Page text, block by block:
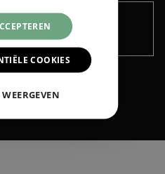
de hoogte ›
COOKIES